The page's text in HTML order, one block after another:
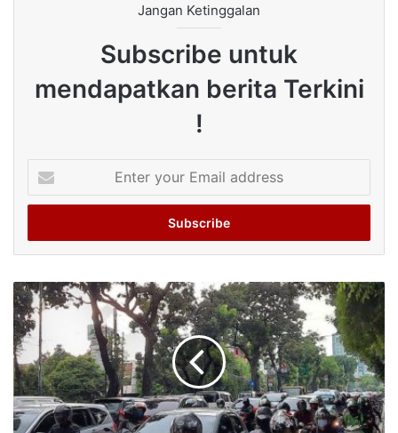
Jangan Ketinggalan
Subscribe untuk
mendapatkan berita Terkini
!
your
Email